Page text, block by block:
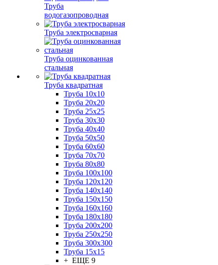
Труба
водогазопроводная
Труба электросварная
Труба оцинкованная
стальная
Труба квадратная
Труба 10x10
Труба 20x20
Труба 25x25
Труба 30x30
Труба 40x40
Труба 50x50
Труба 60x60
Труба 70x70
Труба 80x80
Труба 100x100
Труба 120x120
Труба 140x140
Труба 150x150
Труба 160x160
Труба 180x180
Труба 200x200
Труба 250x250
Труба 300x300
Труба 15x15
+ ЕЩЕ 9